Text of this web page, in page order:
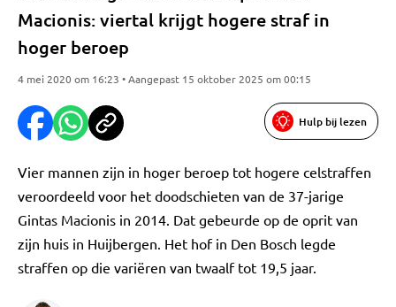
Macionis: viertal krijgt hogere straf in
hoger beroep
4 mei 2020 om 16:23 • Aangepast 15 oktober 2025 om 00:15
Hulp bij lezen
Vier mannen zijn in hoger beroep tot hogere celstraffen
veroordeeld voor het doodschieten van de 37-jarige
Gintas Macionis in 2014. Dat gebeurde op de oprit van
zijn huis in Huijbergen. Het hof in Den Bosch legde
straffen op die variëren van twaalf tot 19,5 jaar.